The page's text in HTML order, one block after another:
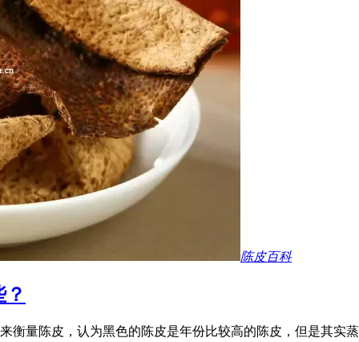
陈皮百科
衡量陈皮，认为黑色的陈皮是年份比较高的陈皮，但是其实